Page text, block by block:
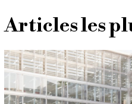
Articles les